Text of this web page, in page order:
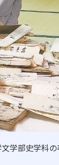
教育評価機
・自己評価
・国際交流
・トピックス
文学部史学科